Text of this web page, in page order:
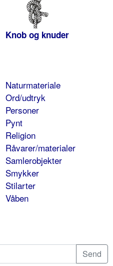
Knob og knuder
Naturmateriale
Ord/udtryk
Personer
Pynt
Religion
Råvarer/materialer
Samlerobjekter
Smykker
Stilarter
Våben